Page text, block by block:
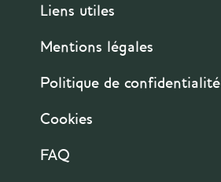
Liens utiles
Mentions légales
Politique de confidentialité
Cookies
FAQ